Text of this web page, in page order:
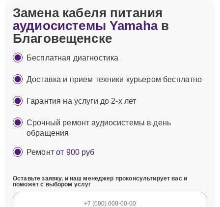
Замена кабеля питания
аудиосистемы Yamahaв
Благовещенске
Бесплатная диагностика
Доставка и прием техники курьером бесплатно
Гарантия на услуги до 2-х лет
Срочный ремонт аудиосистемы в день
обращения
Ремонтот 900 руб
Оставьте заявку, и наш менеджер проконсультирует вас и
поможет с выбором услуг